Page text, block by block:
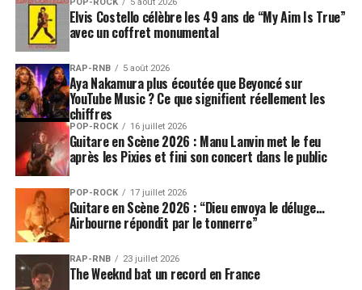
Elvis Costello célèbre les 49 ans de “My Aim Is True”
avec un coffret monumental
RAP-RNB 5 août 2026
Aya Nakamura plus écoutée que Beyoncé sur
YouTube Music ? Ce que signifient réellement les
chiffres
POP-ROCK 16 juillet 2026
Guitare en Scène 2026 : Manu Lanvin met le feu
après les Pixies et fini son concert dans le public
POP-ROCK 17 juillet 2026
Guitare en Scène 2026 : “Dieu envoya le déluge…
Airbourne répondit par le tonnerre”
RAP-RNB 23 juillet 2026
The Weeknd bat un record en France